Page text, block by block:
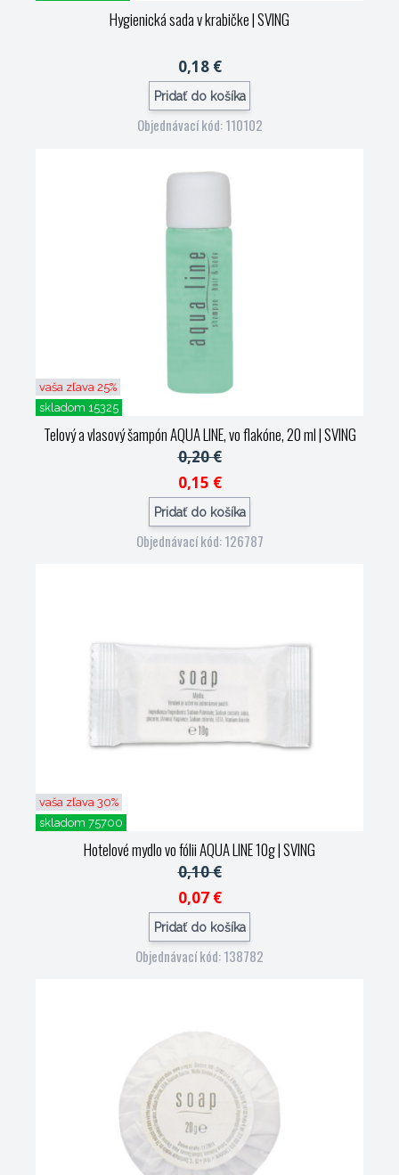
Hygienická sada v krabičke| SVING
0,18 €
Pridať do košíka
Objednávací kód: 110102
vaša zľava 25%
skladom 15325
Telový a vlasový šampón AQUA LINE, vo flakóne, 20 ml| SVING
0,20 €
0,15 €
Pridať do košíka
Objednávací kód: 126787
vaša zľava 30%
skladom 75700
Hotelové mydlo vo fólii AQUA LINE 10g| SVING
0,10 €
0,07 €
Pridať do košíka
Objednávací kód: 138782